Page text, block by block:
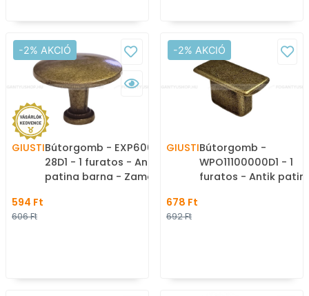
-2% AKCIÓ
GIUSTIBútorgomb - EXP6002-
28D1 - 1 furatos - Antik
patina barna - Zamak
594 Ft
606 Ft
-2% AKCIÓ
GIUSTIBútorgomb -
WPO11100000D1 - 1
furatos - Antik
678 Ft
692 Ft